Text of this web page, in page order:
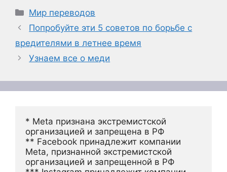
Рубрики
Мир переводов
Попробуйте эти 5 советов по борьбе с
вредителями в летнее время
Узнаем все о меди
* Meta признана экстремистской
организацией и запрещена в РФ
** Facebook принадлежит компании
Meta, признанной экстремистской
организацией и запрещенной в РФ